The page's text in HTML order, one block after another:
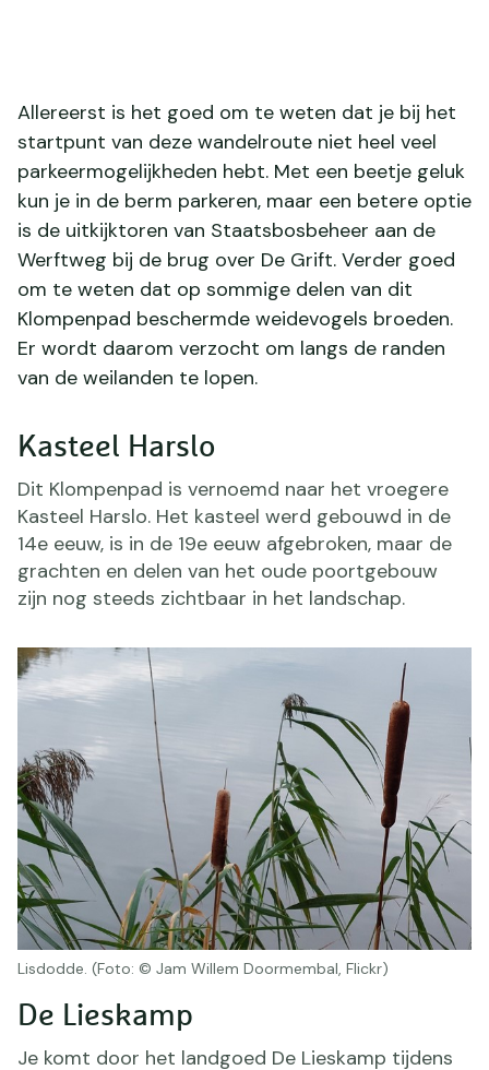
Allereerst is het goed om te weten dat je bij het
startpunt van deze wandelroute niet heel veel
parkeermogelijkheden hebt. Met een beetje geluk
kun je in de berm parkeren, maar een betere optie
is de uitkijktoren van Staatsbosbeheer aan de
Werftweg bij de brug over De Grift. Verder goed
om te weten dat op sommige delen van dit
Klompenpad beschermde weidevogels broeden.
Er wordt daarom verzocht om langs de randen
van de weilanden te lopen.
Kasteel Harslo
Dit Klompenpad is vernoemd naar het vroegere
Kasteel Harslo. Het kasteel werd gebouwd in de
14e eeuw, is in de 19e eeuw afgebroken, maar de
grachten en delen van het oude poortgebouw
zijn nog steeds zichtbaar in het landschap.
De Lieskamp
Je komt door het landgoed De Lieskamp tijdens
Lisdodde. (Foto: © Jam Willem Doormembal, Flickr)